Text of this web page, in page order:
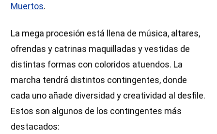
Muertos.
La mega procesión está llena de música, altares,
ofrendas y catrinas maquilladas y vestidas de
distintas formas con coloridos atuendos. La
marcha tendrá distintos contingentes, donde
cada uno añade diversidad y creatividad al desfile.
Estos son algunos de los contingentes más
destacados: